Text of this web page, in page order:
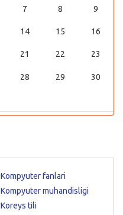
7 8 9
14 15 16
21 22 23
28 29 30
Kompyuter fanlari
Kompyuter muhandisligi
Koreys tili